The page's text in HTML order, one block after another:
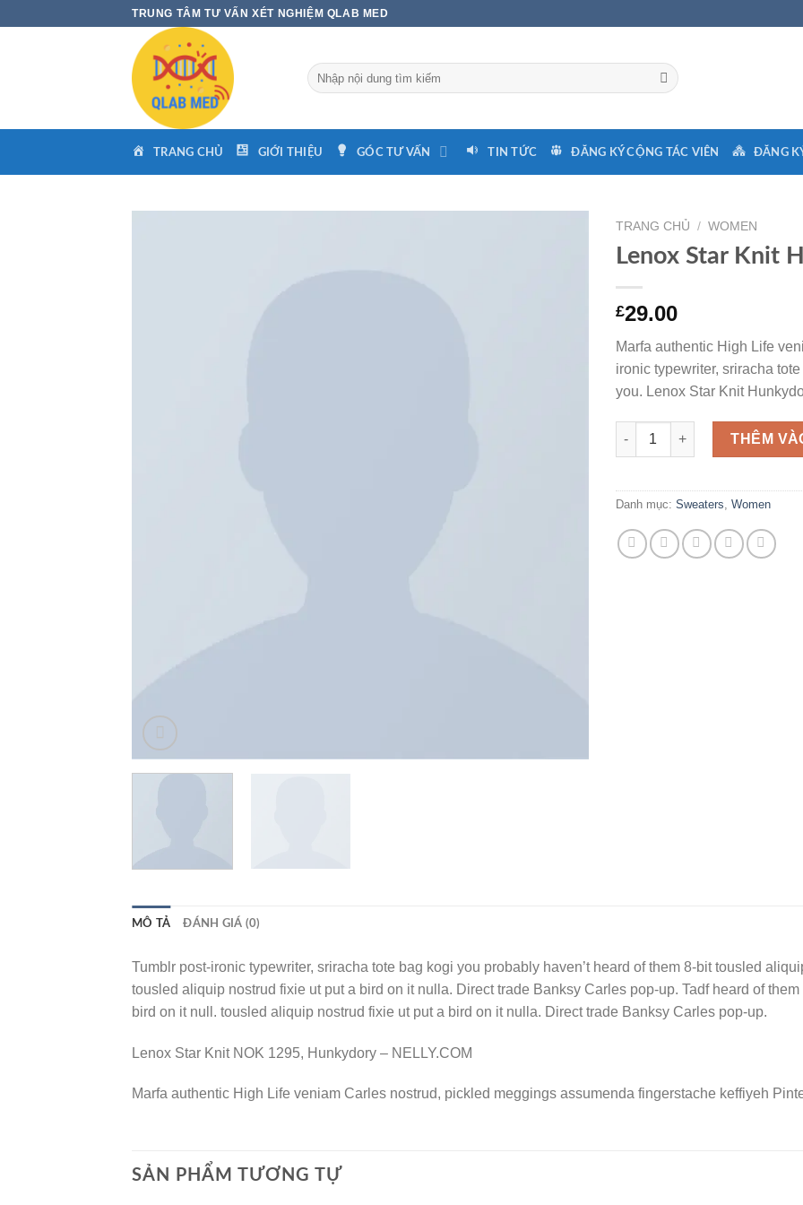
TRUNG TÂM TƯ VẤN XÉT NGHIỆM QLAB MED
Tìm
kiếm:
TRANG CHỦ GIỚI THIỆU GÓC TƯ VẤN TIN TỨC ĐĂNG KÝ CỘNG TÁC VIÊN ĐĂNG
TRANG CHỦ / WOMEN
Lenox Star Knit
£29.00
Marfa authentic High Life
ironic typewriter, sriracha
you. Lenox Star Knit
Lenox Star Knit Hunkydory
THÊM
Danh mục: Sweaters Women
MÔ TẢ ĐÁNH GIÁ (0)
Tumblr post-ironic typewriter, sriracha tote bag kogi you probably haven’t heard of them 8-bit tousled
tousled aliquip nostrud fixie ut put a bird on it nulla. Direct trade Banksy Carles pop-up. Tadf heard of
bird on it null. tousled aliquip nostrud fixie ut put a bird on it nulla. Direct trade Banksy Carles pop-up.
Lenox Star Knit NOK 1295, Hunkydory – NELLY.COM
Marfa authentic High Life veniam Carles nostrud, pickled meggings assumenda fingerstache keffiyeh
SẢN PHẨM TƯƠNG TỰ